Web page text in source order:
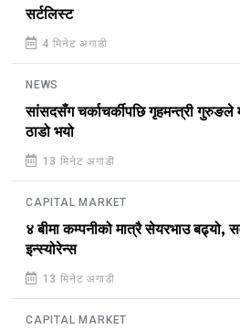
सर्टलिस्ट
4 मिनेट अगाडी
NEWS
सांसदसँग चर्काचर्कीपछि गृहमन्त्री गुरुङले
ठाडो भयो
13 मिनेट अगाडी
CAPITAL MARKET
४ बीमा कम्पनीको मात्रै सेयरभाउ बढ्यो,
इन्स्योरेन्स
13 मिनेट अगाडी
CAPITAL MARKET